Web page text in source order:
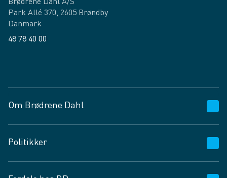
Brødrene Dahl A/S
Park Allé 370, 2605 Brøndby
Danmark
48 78 40 00
Om Brødrene Dahl
Vagttelefon 30 10 89 89
Spørgsmål og svar
Politikker